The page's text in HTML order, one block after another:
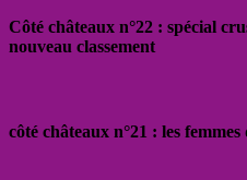
Côté châteaux n°22 : spécial
nouveau classement
côté châteaux n°21 : les